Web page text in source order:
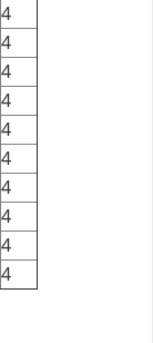
4
4
4
4
4
4
4
4
4
4